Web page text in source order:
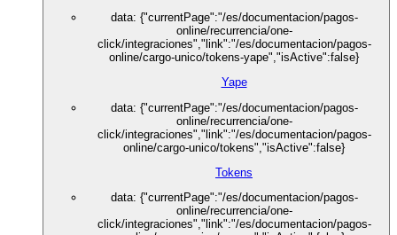
data: {"currentPage":"/es/documentacion/pagos-
online/recurrencia/one-
click/integraciones","link":"/es/documentacion/pagos-
online/cargo-unico/tokens-yape","isActive":false}
Yape
data: {"currentPage":"/es/documentacion/pagos-
online/recurrencia/one-
click/integraciones","link":"/es/documentacion/pagos-
online/cargo-unico/tokens","isActive":false}
Tokens
data: {"currentPage":"/es/documentacion/pagos-
online/recurrencia/one-
click/integraciones","link":"/es/documentacion/pagos-